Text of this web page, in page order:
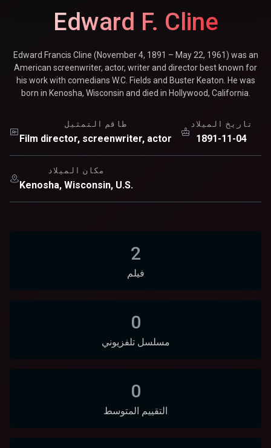
Edward F. Cline
Edward Francis Cline (November 4, 1891 – May 22, 1961) was an
American screenwriter, actor, writer and director best known for
his work with comedians W.C. Fields and Buster Keaton. He was
born in Kenosha, Wisconsin and died in Hollywood, California.
طاقم التمثيل
Film director, screenwriter, actor
تاريخ الميلاد
1891-11-04
مكان الميلاد
Kenosha, Wisconsin, U.S.
2
فيلم
0
مسلسل تلفزيوني
0
التقييم المتوسط